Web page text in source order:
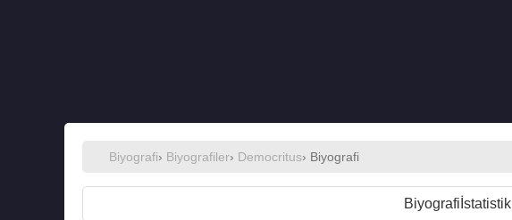
Biyografi› Biyografiler› Democritus› Biyografi
Biyografi İstatistik